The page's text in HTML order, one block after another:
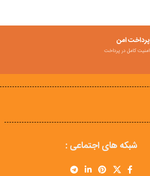
پرداخت امن
امنیت کامل در پرداخت
شبکه های اجتماعی :